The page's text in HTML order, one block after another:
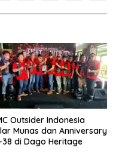
Outsider Indonesia
Munas dan Anniversary
di Dago Heritage